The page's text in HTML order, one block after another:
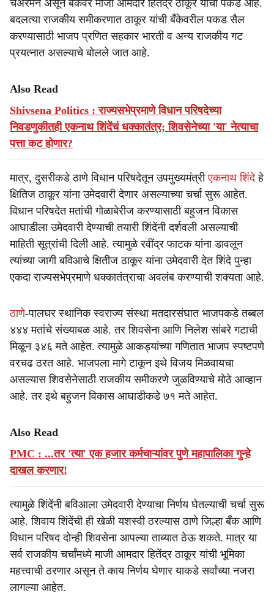
चेअरमन असून बँकेवर माजी आमदार हितेंद्र ठाकूर यांची पकड आहे.
बदलत्या राजकीय समीकरणात ठाकूर यांची बँकेवरील पकड सैल
करण्यासाठी भाजप प्रणित सहकार भारती व अन्य राजकीय गट
प्रयत्नात असल्याचे बोलले जात आहे.
Also Read
Shivsena Politics : राज्यसभेप्रमाणे विधान परिषदेच्या
निवडणुकीतही एकनाथ शिंदेंचं धक्कातंत्र; शिवसेनेच्या 'या' नेत्याचा
पत्ता कट होणार?
मात्र, दुसरीकडे ठाणे विधान परिषदेतून उपमुख्यमंत्रीएकनाथ शिंदेहे
क्षितिज ठाकूर यांना उमेदवारी देणार असल्याच्या चर्चा सुरू आहेत.
विधान परिषदेत मतांची गोळाबेरीज करण्यासाठी बहुजन विकास
आघाडीला उमेदवारी देण्याची तयारी शिंदेंनी दर्शवली असल्याची
माहिती सूत्रांची दिली आहे. त्यामुळे रवींद्र फाटक यांना डावलून
त्यांच्या जागी बविआचे क्षितीज ठाकूर यांना उमेदवारी देत शिंदे पुन्हा
एकदा राज्यसभेप्रमाणे धक्कातंत्राचा अवलंब करण्याची शक्यता आहे.
ठाणे-पालघर स्थानिक स्वराज्य संस्था मतदारसंघात भाजपकडे तब्बल
४४४ मतांचे संख्याबळ आहे. तर शिवसेना आणि निलेश सांबरे गटाची
मिळून ३४६ मते आहेत. त्यामुळे आकड्यांच्या गणितात भाजप स्पष्टपणे
वरचढ ठरत आहे. भाजपला मागे टाकून इथे विजय मिळवायचा
असल्यास शिवसेनेसाठी राजकीय समीकरणे जुळविण्याचे मोठे आव्हान
आहे. तर इथे बहुजन विकास आघाडीकडे ७१ मते आहेत.
Also Read
PMC : ...तर 'त्या' एक हजार कर्मचाऱ्यांवर पुणे महापालिका गुन्हे
दाखल करणार!
त्यामुळे शिंदेंनी बविआला उमेदवारी देण्याचा निर्णय घेतल्याची चर्चा सुरू
आहे. शिवाय शिंदेंची ही खेळी यशस्वी ठरल्यास ठाणे जिल्हा बँक आणि
विधान परिषद दोन्ही शिवसेना आपल्या ताब्यात ठेऊ शकते. मात्र या
सर्व राजकीय चर्चांमध्ये माजी आमदार हितेंद्र ठाकूर यांची भूमिका
महत्त्वाची ठरणार असून ते काय निर्णय घेणार याकडे सर्वांच्या नजरा
लागल्या आहेत.